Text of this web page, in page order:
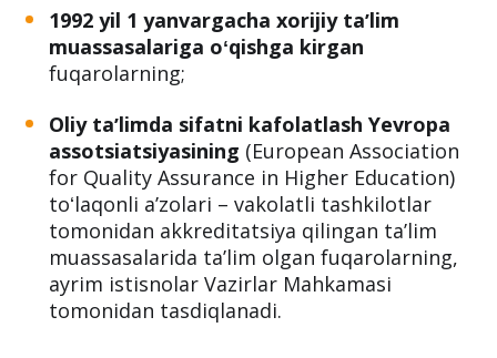
1992 yil 1 yanvargacha xorijiy taʼlim
muassasalariga oʻqishga kirgan
fuqarolarning;
Oliy taʼlimda sifatni kafolatlash Yevropa
assotsiatsiyasining (European Association
for Quality Assurance in Higher Education)
toʻlaqonli aʼzolari – vakolatli tashkilotlar
tomonidan akkreditatsiya qilingan taʼlim
muassasalarida taʼlim olgan fuqarolarning,
ayrim istisnolar Vazirlar Mahkamasi
tomonidan tasdiqlanadi.